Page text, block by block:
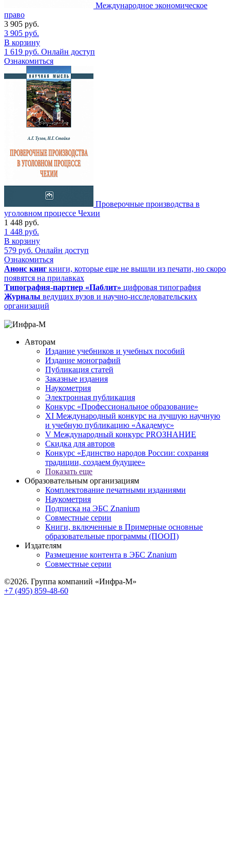
Международное экономическое
право
3 905 руб.
3 905 руб.
В корзину
1 619 руб. Онлайн доступ
Ознакомиться
Проверочные производства в
уголовном процессе Чехии
1 448 руб.
1 448 руб.
В корзину
579 руб. Онлайн доступ
Ознакомиться
Анонс книг книги, которые еще не вышли из печати, но скоро
появятся на прилавках
Типография-партнер «Паблит» цифровая типография
Журналы ведущих вузов и научно-исследовательских
организаций
Авторам
Издание учебников и учебных пособий
Издание монографий
Публикация статей
Заказные издания
Наукометрия
Электронная публикация
Конкурс «Профессиональное образование»
XI Международный конкурс на лучшую научную
и учебную публикацию «Академус»
V Международный конкурс PROЗНАНИЕ
Скидка для авторов
Конкурс «Единство народов России: сохраняя
традиции, создаем будущее»
Показать еще
Образовательным организациям
Комплектование печатными изданиями
Наукометрия
Подписка на ЭБС Znanium
Совместные серии
Книги, включенные в Примерные основные
образовательные программы (ПООП)
Издателям
Размещение контента в ЭБС Znanium
Совместные серии
©2026. Группа компаний «Инфра-М»
+7 (495) 859-48-60